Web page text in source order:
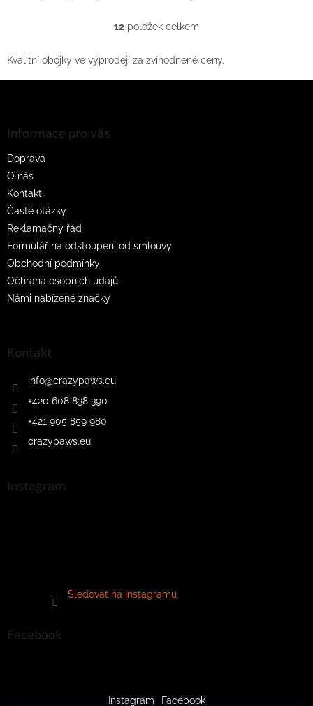
O
l
d
i
12 položek celkem
Kvalitní obojky ve výprodeji za zvíhodnené ceny.
Informace pro vás
Doprava
O nás
Kontakt
Časté otázky
Reklamačný řád
Formulář na odstoupení od smlouvy
Obchodní podmínky
Ochrana osobních údajů
Námi nabízené značky
Kontakt
info@crazypaws.eu
+420 608 838 390
+421 905 859 980
crazypaws.eu
Instagram
Sledovat na Instagramu
Facebook
Instagram Facebook